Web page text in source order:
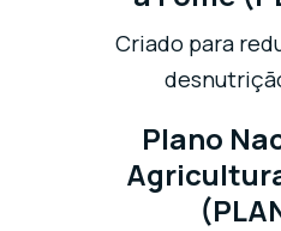
Criado para
Plano